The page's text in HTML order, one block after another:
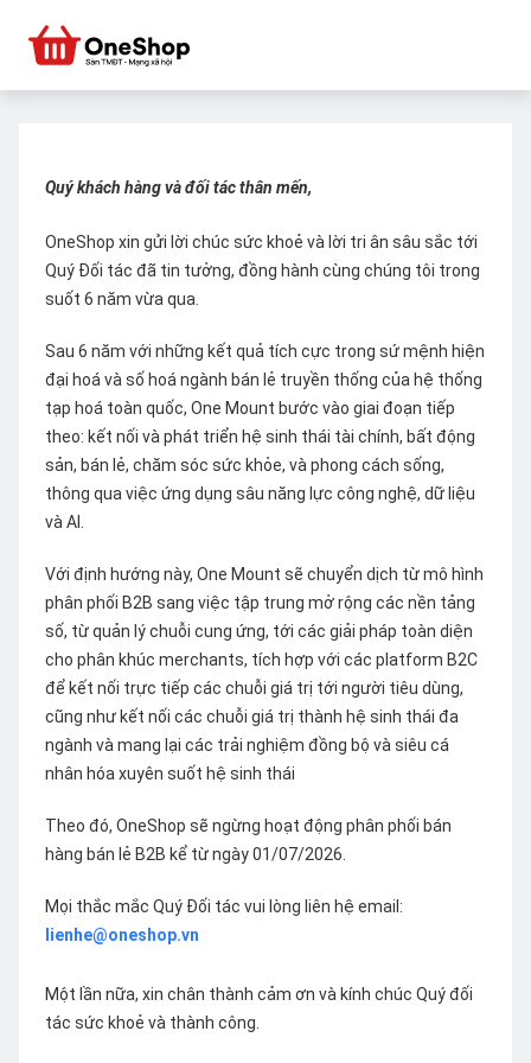
Quý khách hàng và đối tác thân mến,
OneShop xin gửi lời chúc sức khoẻ và lời tri ân sâu sắc tới
Quý Đối tác đã tin tưởng, đồng hành cùng chúng tôi trong
suốt 6 năm vừa qua.
Sau 6 năm với những kết quả tích cực trong sứ mệnh hiện
đại hoá và số hoá ngành bán lẻ truyền thống của hệ thống
tạp hoá toàn quốc, One Mount bước vào giai đoạn tiếp
theo: kết nối và phát triển hệ sinh thái tài chính, bất động
sản, bán lẻ, chăm sóc sức khỏe, và phong cách sống,
thông qua việc ứng dụng sâu năng lực công nghệ, dữ liệu
và AI.
Với định hướng này, One Mount sẽ chuyển dịch từ mô hình
phân phối B2B sang việc tập trung mở rộng các nền tảng
số, từ quản lý chuỗi cung ứng, tới các giải pháp toàn diện
cho phân khúc merchants, tích hợp với các platform B2C
để kết nối trực tiếp các chuỗi giá trị tới người tiêu dùng,
cũng như kết nối các chuỗi giá trị thành hệ sinh thái đa
ngành và mang lại các trải nghiệm đồng bộ và siêu cá
nhân hóa xuyên suốt hệ sinh thái
Theo đó, OneShop sẽ ngừng hoạt động phân phối bán
hàng bán lẻ B2B kể từ ngày 01/07/2026.
Mọi thắc mắc Quý Đối tác vui lòng liên hệ email:
lienhe@oneshop.vn
Một lần nữa, xin chân thành cảm ơn và kính chúc Quý đối
tác sức khoẻ và thành công.